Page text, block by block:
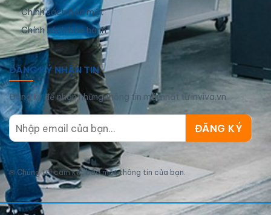
Chính sách bảo mật
Chính sách bảo hành
ĐĂNG KÝ NHẬN TIN
Đăng ký để nhận những thông tin mới nhất từ inviva.vn
✉ Chúng tôi cam kết bảo mật thông tin của bạn.